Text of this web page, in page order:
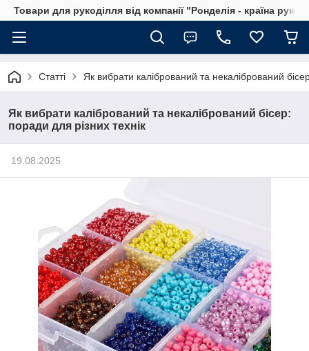
Товари для рукоділля від компанії "Ронделія - країна
Статті Як вибрати калібрований та некалібрований
Як вибрати калібрований та некалібрований бісер:
поради для різних технік
19.08.2025